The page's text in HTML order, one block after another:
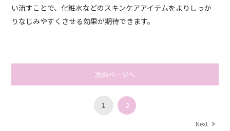
い流すことで、化粧水などのスキンケアアイテムをよりしっか
りなじみやすくさせる効果が期待できます。
次のページへ
1 2
Next